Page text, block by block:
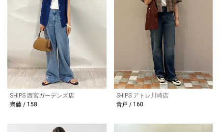
SHIPS 西宮ガーデンズ店
齊藤 / 158
SHIPS アトレ川崎店
青戸 / 160